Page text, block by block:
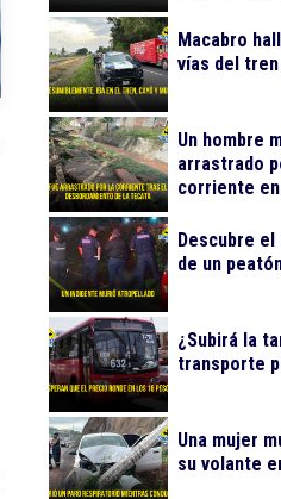
Macabro
vías del tren
Un hombre
arrastrado
corriente
Descubre
de un
¿Subirá la
transporte
Una mujer
su volante